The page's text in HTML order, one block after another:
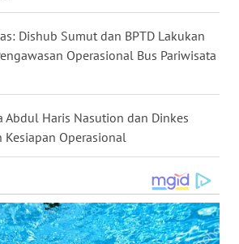
Dishub Sumut dan BPTD Lakukan
Operasional Bus Pariwisata
Abdul Haris Nasution dan Dinkes
Operasional